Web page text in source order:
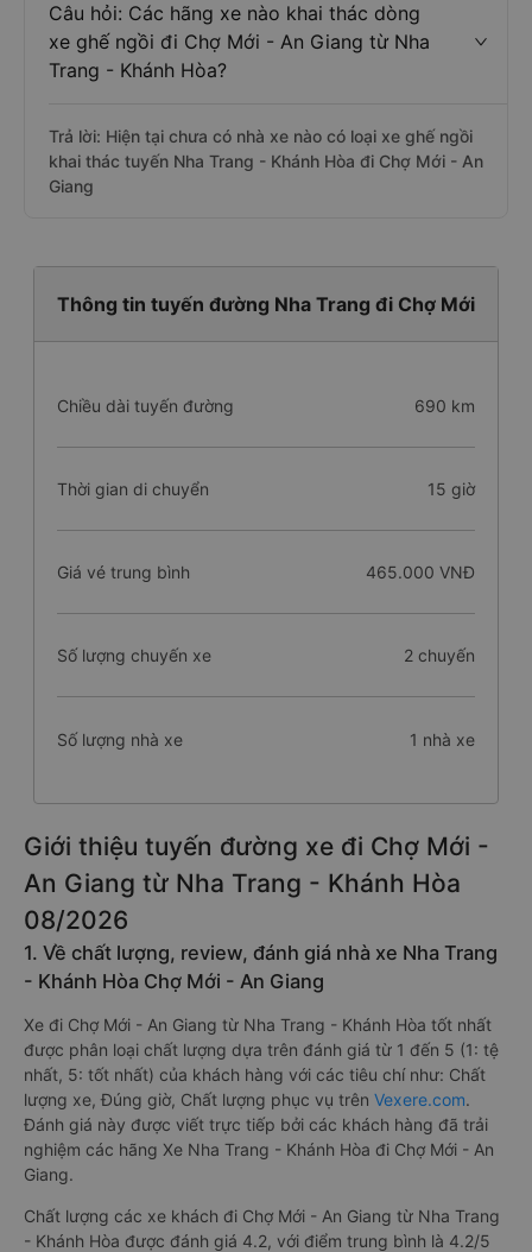
Câu hỏi: Các hãng xe nào khai thác dòng
xe ghế ngồi đi Chợ Mới - An Giang từ Nha
Trang - Khánh Hòa?
Trả lời: Hiện tại chưa có nhà xe nào có loại xe ghế ngồi
khai thác tuyến Nha Trang - Khánh Hòa đi Chợ Mới - An
Giang
Thông tin tuyến đường Nha Trang đi Chợ Mới
Chiều dài tuyến đường 690 km
Thời gian di chuyển 15 giờ
Giá vé trung bình 465.000 VNĐ
Số lượng chuyến xe 2 chuyến
Số lượng nhà xe 1 nhà xe
Giới thiệu tuyến đường xe đi Chợ Mới -
An Giang từ Nha Trang - Khánh Hòa
08/2026
1. Về chất lượng, review, đánh giá nhà xe Nha Trang
- Khánh Hòa Chợ Mới - An Giang
Xe đi Chợ Mới - An Giang từ Nha Trang - Khánh Hòa tốt nhất
được phân loại chất lượng dựa trên đánh giá từ 1 đến 5 (1: tệ
nhất, 5: tốt nhất) của khách hàng với các tiêu chí như: Chất
lượng xe, Đúng giờ, Chất lượng phục vụ trên Vexere.com.
Đánh giá này được viết trực tiếp bởi các khách hàng đã trải
nghiệm các hãng Xe Nha Trang - Khánh Hòa đi Chợ Mới - An
Giang.
Chất lượng các xe khách đi Chợ Mới - An Giang từ Nha Trang
- Khánh Hòa được đánh giá 4.2, với điểm trung bình là 4.2/5